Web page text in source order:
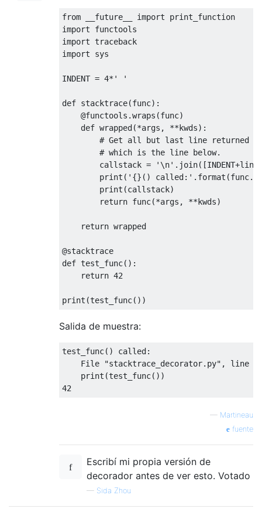
from __future__ import
import
import
import sys
INDENT = 4* ' '
def stacktrace(func):
@functools .wraps (func)
def wrapped(*args , **kwds):
# Get all but last line returned by
# which is the line below.
        callstack
= '\n' . join([INDENT+line
print ( '{}() called:' . format (func.
print (callstack)
return func(*args , **kwds)
return wrapped
@stacktrace
def test_func():
return 42
print (test_func())
Salida de muestra:
test_func() called:
File "stacktrace_decorator.py", line
    print(test_func())
42
— Martineau
fuente
Escribí mi propia versión de
decorador antes de ver esto. Votado
— Sida Zhou